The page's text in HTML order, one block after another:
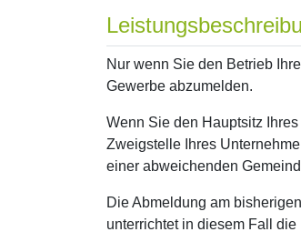
Nur wenn Sie den Betrieb
Gewerbe abzumelden.
Wenn Sie den Hauptsitz
Zweigstelle Ihres
einer abweichenden
Die Abmeldung am
unterrichtet in diesem Fall